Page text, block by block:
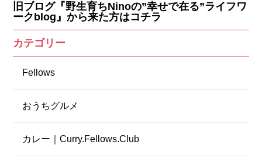
旧ブログ『野生育ちNinoの”幸せで在る”ライフワ
ークblog』から来た方はコチラ
カテゴリー
Fellows
おうちグルメ
カレー｜Curry.Fellows.Club